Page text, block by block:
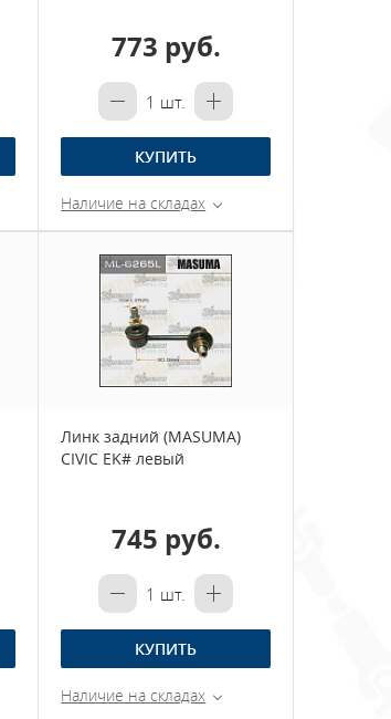
773 руб.
1 шт.
КУПИТЬ
Наличие на складах
Линк задний (MASUMA)
CIVIC EK# левый
745 руб.
1 шт.
КУПИТЬ
Наличие на складах